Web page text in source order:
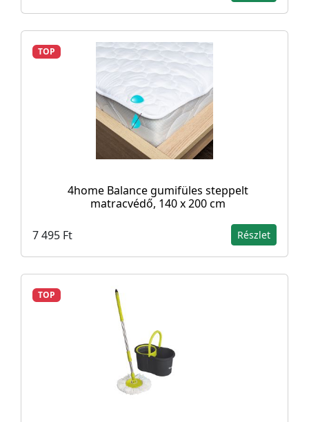
TOP
4home Balance gumifüles steppelt
matracvédő, 140 x 200 cm
7 495 Ft Részlet
TOP